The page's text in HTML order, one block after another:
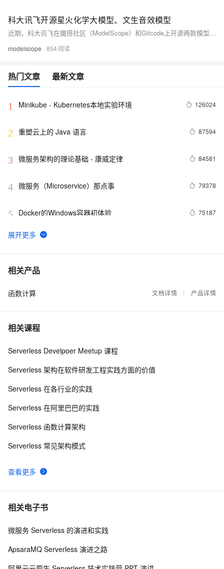
科大讯飞开源星火化学大模型、文生音效模型
近期，科大讯飞在魔搭社区（ModelScope）和Gitcode上开源两款模型：讯飞星火化学大模型Spark Chemistry-X1-13B、讯飞文生音频模型AudioFly，助力前沿化学技术研究，以及声音生成技术和应用的探索。
modelscope 854
热门文章 最新文章
1 Minikube - Kubernetes本地实验环境 126024
2 重塑云上的 Java 语言 87594
3 微服务架构的理论基础 - 康威定律 84581
4 微服务（Microservice）那点事 79378
5 Docker的Windows容器初体验 75187
6 3分钟，了解阿里云热门开发者工具 Cloud Toolkit
7 Docker学习路线图 (持续更新中)
8 利用Zipkin对Spring Cloud应用进行服务追踪分析 56990
9
10基于Docker容器的，Jenkins、GitLab构建持续集成
相关产品
函数计算 文档详情 产品详情
相关课程
查看更多
Serverless Develpoer Meetup 课程
Serverless 架构在软件研发工程实践方面的价值
Serverless 在各行业的实践
Serverless 在阿里巴巴的实践
Serverless 函数计算架构
Serverless 常见架构模式
相关电子书
微服务 Serverless 的演进和实践
ApsaraMQ Serverless 演进之路